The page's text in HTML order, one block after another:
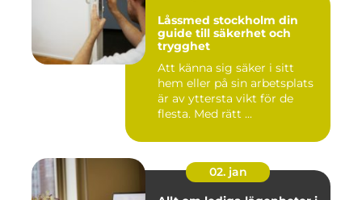
Låssmed stockholm din
guide till säkerhet och
trygghet
Att känna sig säker i sitt
hem eller på sin arbetsplats
är av yttersta vikt för de
flesta. Med rätt ...
02. jan